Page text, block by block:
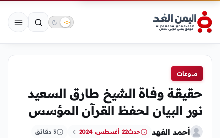
منوعات
حقيقة وفاة الشيخ طارق السعيد
نور البيان لحفظ القرآن المؤسس
أحمد الفهد حدث22 أغسطس، 2024 3 دقائق